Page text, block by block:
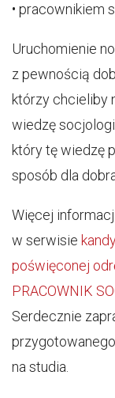
• pracownikiem
Uruchomienie
z pewnością
którzy chcieliby
wiedzę
który tę wiedzę
sposób dla
Więcej
w serwisie
poświęconej
PRACOWNIK
Serdecznie
na studia.